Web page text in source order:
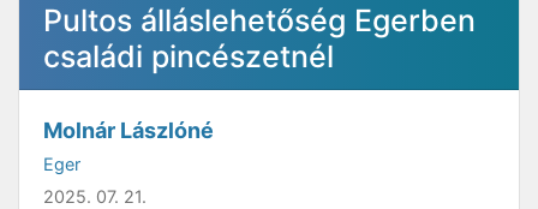
Pultos álláslehetőség Egerben
családi pincészetnél
Molnár Lászlóné
Eger
2025. 07. 21.